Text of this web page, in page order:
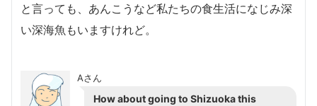
と言っても、あんこうなど私たちの食生活になじみ深
い深海魚もいますけれど。
Aさん
How about going to Shizuoka this